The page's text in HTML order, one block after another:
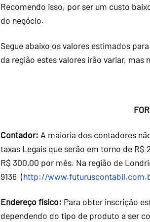
Recomendo isso, por ser um custo
do negócio.
Segue abaixo os valores estimados
da região estes valores irão variar, mas
Contador: A maioria dos contadores
taxas Legais que serão em torno de
R$ 300,00 por mês. Na região de
9136 (http://
Endereço físico: Para obter inscrição
dependendo do tipo de produto a ser